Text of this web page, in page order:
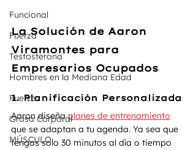
Funcional
Fuerza
Testosterona
Hombres en la Mediana Edad
Fuerza
Grasa Corporal
MÚSCULO
La Solución de Aaron
Viramontes para
Empresarios Ocupados
1. Planificación Personalizada
Aaron diseña planes de entrenamiento
que se adaptan a tu agenda. Ya sea que
tengas solo 30 minutos al día o tiempo